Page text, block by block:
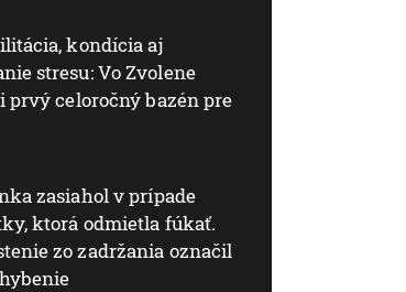
kondícia aj
stresu: Vo Zvolene
prvý celoročný bazén pre
zasiahol v prípade
ktorá odmietla fúkať.
zo zadržania označil